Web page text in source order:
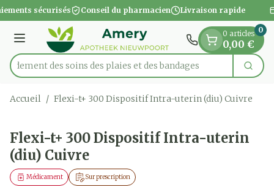
Aller au contenu
1 de 1
sécurisés Conseil du pharmacien Livraison rapide
Menu
Rechercherdes soins des plaies et des bandages
0 articles
0,00 €
0
Accueil / Flexi-t+ 300 Dispositif Intra-uterin (diu) Cuivre
Flexi-t+ 300 Dispositif Intra-uterin
(diu) Cuivre
Sur prescription
Médicament